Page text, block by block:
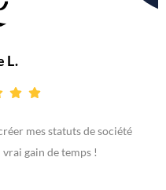
de société
!
Le